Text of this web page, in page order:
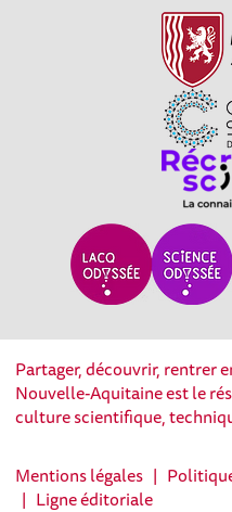
Partager, découvrir, rentrer
Nouvelle-Aquitaine est le
culture scientifique,
Mentions légales |
| Ligne éditoriale